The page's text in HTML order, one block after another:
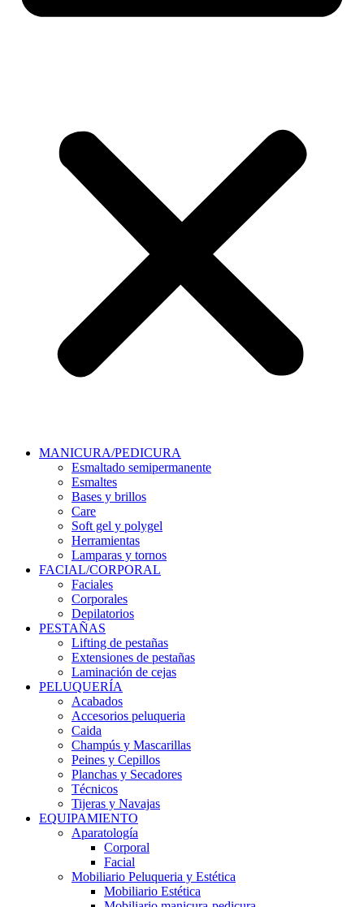
MANICURA/PEDICURA
Esmaltado semipermanente
Esmaltes
Bases y brillos
Care
Soft gel y polygel
Herramientas
Lamparas y tornos
FACIAL/CORPORAL
Faciales
Corporales
Depilatorios
PESTAÑAS
Lifting de pestañas
Extensiones de pestañas
Laminación de cejas
PELUQUERÍA
Acabados
Accesorios peluqueria
Caida
Champús y Mascarillas
Peines y Cepillos
Planchas y Secadores
Técnicos
Tijeras y Navajas
EQUIPAMIENTO
Aparatología
Corporal
Facial
Mobiliario Peluqueria y Estética
Mobiliario Estética